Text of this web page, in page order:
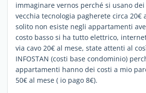
immaginare vernos perché si usano
vecchia tecnologia pagherete circa 20€
solito non esiste negli appartamenti
costo basso si ha tutto elettrico,
via cavo 20€ al mese, state attenti al
INFOSTAN (costi base condominio)
appartamenti hanno dei costi a mio
50€ al mese ( io pago 8€).